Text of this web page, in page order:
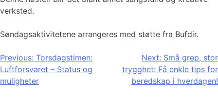
verksted.
Søndagsaktivitetene arrangeres med støtte fra Bufdir.
Innleggsnavigasjon
Previous: Torsdagstimen:
Luftforsvaret – Status og
muligheter
Next: Små grep, stor
trygghet: Få enkle tips for
beredskap i hverdagen!